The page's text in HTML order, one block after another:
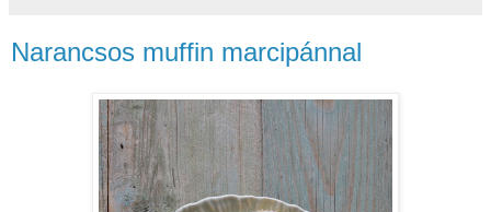
Narancsos muffin marcipánnal